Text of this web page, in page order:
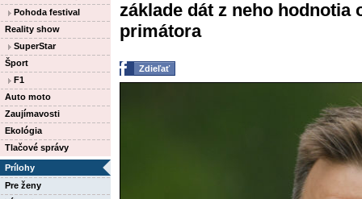
Pohoda festival
Reality show
SuperStar
Šport
F1
Auto moto
Zaujímavosti
Ekológia
Tlačové správy
Prílohy
Pre ženy
základe dát z neho hodnotia
primátora
Zdieľať